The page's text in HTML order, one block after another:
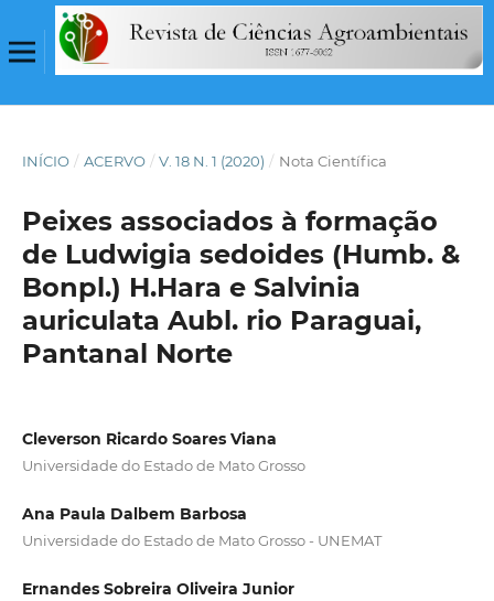
INÍCIO / ACERVO / V. 18 N. 1 (2020) / Nota Científica
Peixes associados à formação
de Ludwigia sedoides (Humb. &
Bonpl.) H.Hara e Salvinia
auriculata Aubl. rio Paraguai,
Pantanal Norte
Cleverson Ricardo Soares Viana
Universidade do Estado de Mato Grosso
Ana Paula Dalbem Barbosa
Universidade do Estado de Mato Grosso - UNEMAT
Ernandes Sobreira Oliveira Junior